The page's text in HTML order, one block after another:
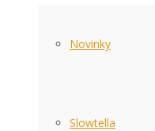
Novinky
Slowtella